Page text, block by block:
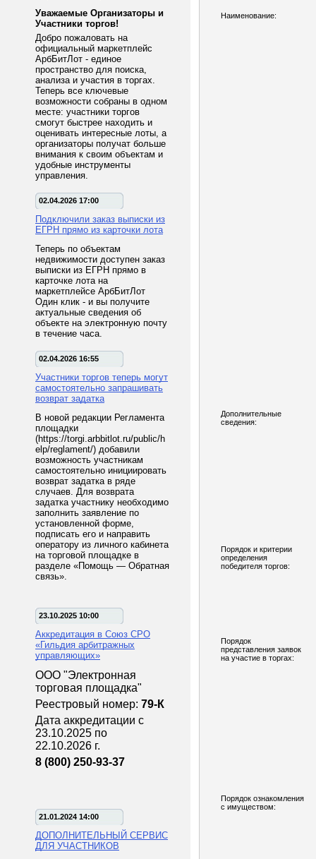
Уважаемые Организаторы и
Участники торгов!
Добро пожаловать на
официальный маркетплейс
АрбБитЛот - единое
пространство для поиска,
анализа и участия в торгах.
Теперь все ключевые
возможности собраны в одном
месте: участники торгов
смогут быстрее находить и
оценивать интересные лоты, а
организаторы получат больше
внимания к своим объектам и
удобные инструменты
управления.
02.04.2026 17:00
Подключили заказ выписки из
ЕГРН прямо из карточки лота
Теперь по объектам
недвижимости доступен заказ
выписки из ЕГРН прямо в
карточке лота на
маркетплейсе АрбБитЛот
Один клик - и вы получите
актуальные сведения об
объекте на электронную почту
в течение часа.
02.04.2026 16:55
Участники торгов теперь могут
самостоятельно запрашивать
возврат задатка
В новой редакции Регламента
площадки
(https://torgi.arbbitlot.ru/public/h
elp/reglament/) добавили
возможность участникам
самостоятельно инициировать
возврат задатка в ряде
случаев. Для возврата
задатка участнику необходимо
заполнить заявление по
установленной форме,
подписать его и направить
оператору из личного кабинета
на торговой площадке в
разделе «Помощь — Обратная
связь».
23.10.2025 10:00
Аккредитация в Союз СРО
«Гильдия арбитражных
управляющих»
ООО "Электронная
торговая площадка"
Реестровый номер: 79-К
Дата аккредитации с
23.10.2025 по
22.10.2026 г.
8 (800) 250-93-37
21.01.2024 14:00
ДОПОЛНИТЕЛЬНЫЙ СЕРВИС
ДЛЯ УЧАСТНИКОВ
Наименование:
Дополнительные
сведения:
Порядок и критерии
определения
победителя торгов:
Порядок
представления заявок
на участие в торгах:
Порядок ознакомления
с имуществом: